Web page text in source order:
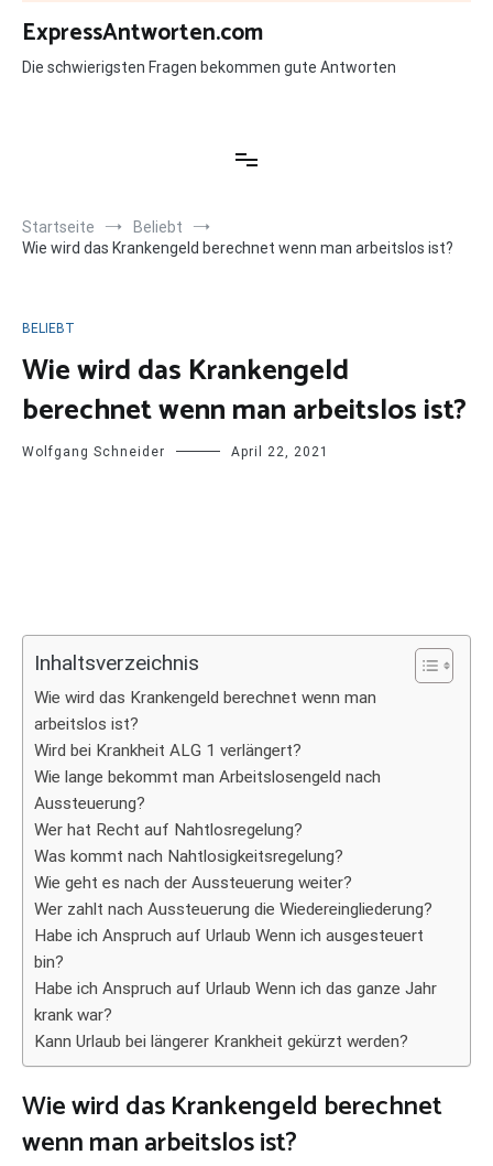
Zum
Inhalt
springen
ExpressAntworten.com
Die schwierigsten Fragen bekommen gute Antworten
Startseite
Beliebt
Wie wird das Krankengeld berechnet wenn man arbeitslos ist?
BELIEBT
Wie wird das Krankengeld
berechnet wenn man arbeitslos ist?
Wolfgang Schneider April 22, 2021
Inhaltsverzeichnis
Wie wird das Krankengeld berechnet wenn man
arbeitslos ist?
Wird bei Krankheit ALG 1 verlängert?
Wie lange bekommt man Arbeitslosengeld nach
Aussteuerung?
Wer hat Recht auf Nahtlosregelung?
Was kommt nach Nahtlosigkeitsregelung?
Wie geht es nach der Aussteuerung weiter?
Wer zahlt nach Aussteuerung die Wiedereingliederung?
Habe ich Anspruch auf Urlaub Wenn ich ausgesteuert
bin?
Habe ich Anspruch auf Urlaub Wenn ich das ganze Jahr
krank war?
Kann Urlaub bei längerer Krankheit gekürzt werden?
Wie wird das Krankengeld berechnet
wenn man arbeitslos ist?